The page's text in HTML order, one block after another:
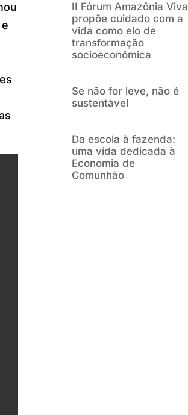
II Fórum Amazônia Viva
propõe cuidado com a
vida como elo de
transformação
socioeconômica
Se não for leve, não é
sustentável
Da escola à fazenda:
uma vida dedicada à
Economia de
Comunhão